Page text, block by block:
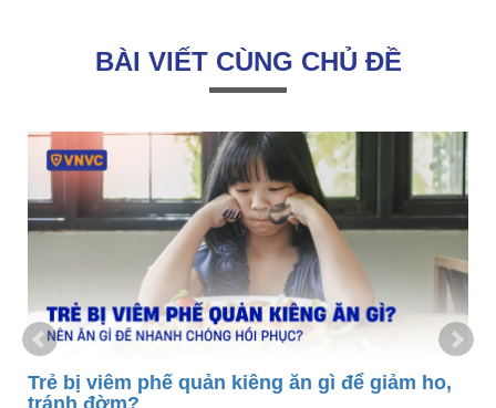
BÀI VIẾT CÙNG CHỦ ĐỀ
Trẻ bị viêm phế quản kiêng ăn gì để giảm ho,
tránh đờm?